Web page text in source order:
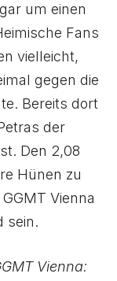
um einen
Fans
vielleicht,
gegen die
Bereits dort
der
Den 2,08
Hünen zu
Vienna
sein.
Vienna: